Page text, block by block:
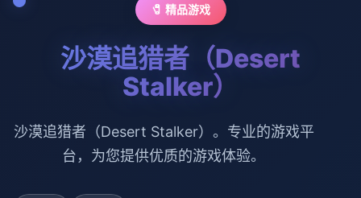
🧷 精品游戏
沙漠追猎者（Desert
Stalker）
沙漠追猎者（Desert Stalker）。专业的游戏平
台，为您提供优质的游戏体验。